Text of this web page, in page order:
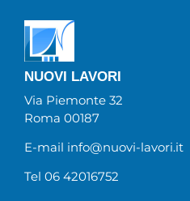
NUOVI LAVORI
Via Piemonte 32
Roma 00187
E-mail info@nuovi-lavori.it
Tel 06 42016752